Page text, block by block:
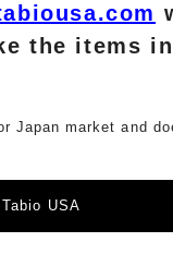
the items
Japan market and
Tabio USA